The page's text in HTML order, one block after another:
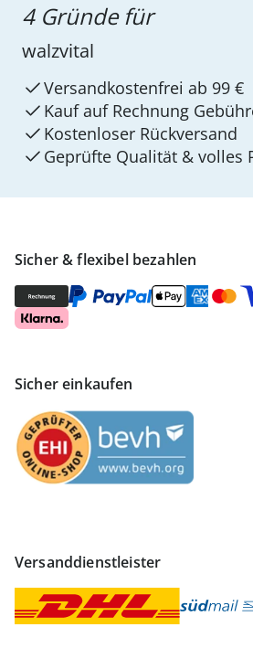
Sicher & flexibel bezahlen
Sicher einkaufen
Versanddienstleister
4 Gründe für
walzvital
Versandkostenfrei ab 99 €
Kauf auf Rechnung
Kostenloser Rückversand
Geprüfte Qualität & volles